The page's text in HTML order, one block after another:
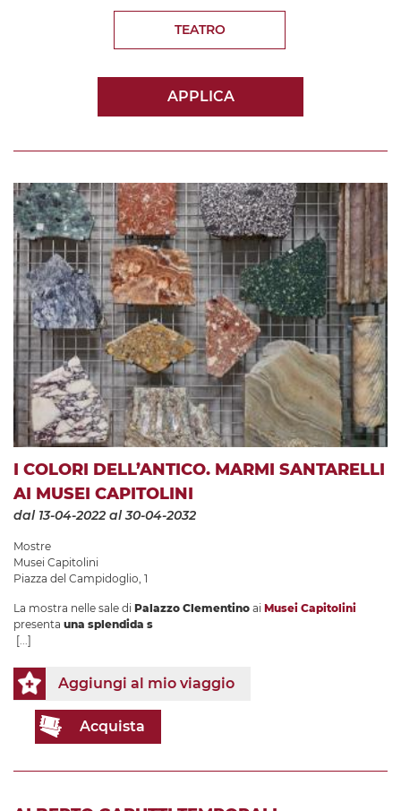
TEATRO
APPLICA
I COLORI DELL’ANTICO. MARMI SANTARELLI
AI MUSEI CAPITOLINI
dal 13-04-2022 al 30-04-2032
Mostre
Musei Capitolini
Piazza del Campidoglio, 1
La mostra nelle sale di Palazzo Clementino ai Musei Capitolini
presenta una splendida s
[...]
Aggiungi al mio viaggio
Acquista